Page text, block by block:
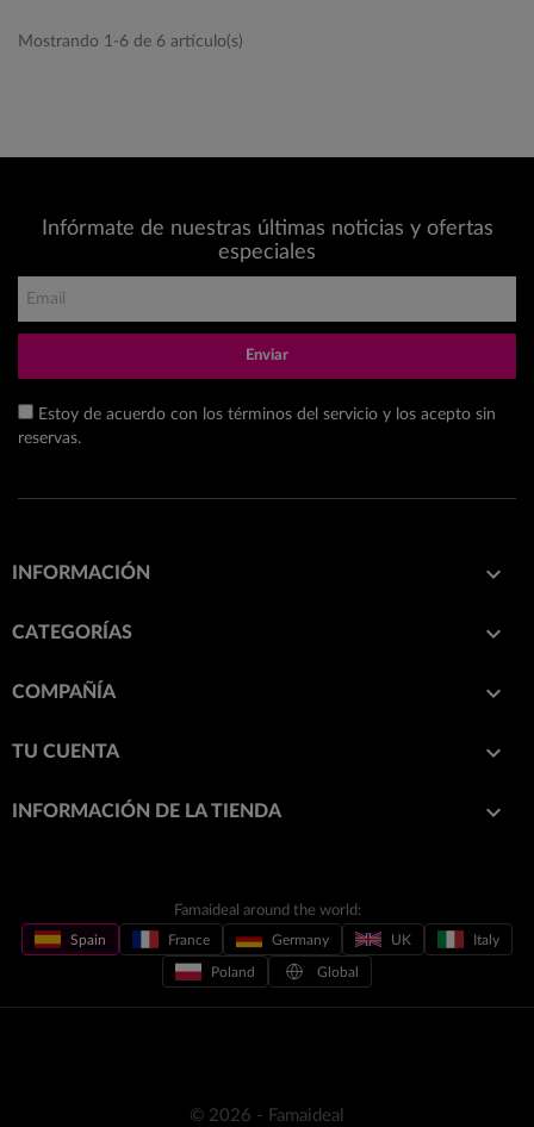
Mostrando 1-6 de 6 artículo(s)
Infórmate de nuestras últimas noticias y ofertas
especiales
Enviar
Estoy de acuerdo con los términos del servicio y los acepto sin
reservas.
INFORMACIÓN 
CATEGORÍAS 
COMPAÑÍA 
TU CUENTA 
INFORMACIÓN DE LA TIENDA keyboard_arrow_down
Famaideal around the world:
Spain France Germany UK Italy
Poland Global
© 2026 - Famaideal